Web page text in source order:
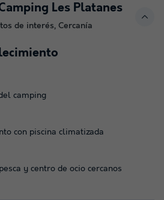
Les Platanes
de interés, Cercanía
camping
con piscina climatizada
y centro de ocio cercanos